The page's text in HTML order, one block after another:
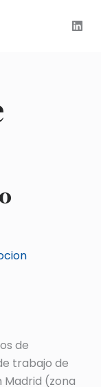
de
trabajo de
(zona